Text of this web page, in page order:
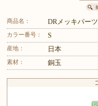
商品名： DRメッキパーツ
カラー番号： S
産地： 日本
素材： 銅玉